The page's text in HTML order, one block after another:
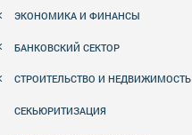
ЭКОНОМИКА И ФИНАНСЫ
БАНКОВСКИЙ СЕКТОР
СТРОИТЕЛЬСТВО И НЕДВИЖИМОСТЬ
СЕКЬЮРИТИЗАЦИЯ